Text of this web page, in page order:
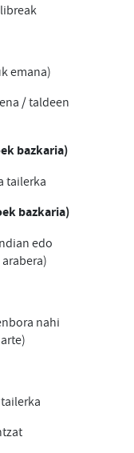
emana)
/ taldeen
bazkaria)
tailerka
bazkaria)
edo
nahi